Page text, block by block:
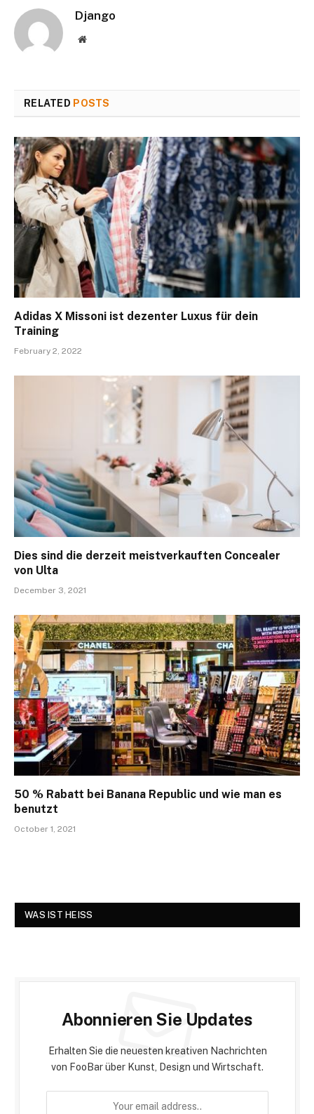
Django
Website
RELATED POSTS
Adidas X Missoni ist dezenter Luxus für dein
Training
February 2, 2022
Dies sind die derzeit meistverkauften Concealer
von Ulta
December 3, 2021
50 % Rabatt bei Banana Republic und wie man es
benutzt
October 1, 2021
WAS IST HEISS
Abonnieren Sie Updates
Erhalten Sie die neuesten kreativen Nachrichten
von FooBar über Kunst, Design und Wirtschaft.